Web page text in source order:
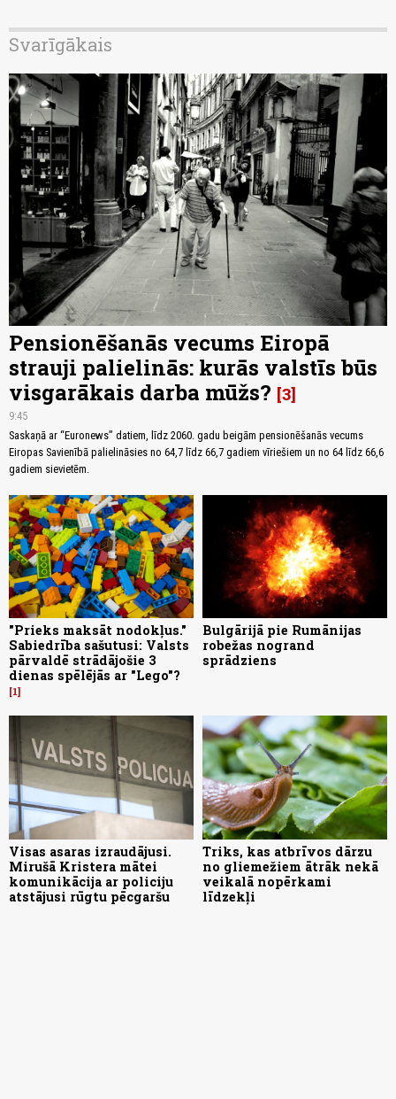
Svarīgākais
Pensionēšanās vecums Eiropā
strauji palielinās: kurās valstīs būs
visgarākais darba mūžs? 3
9:45
Saskaņā ar “Euronews” datiem, līdz 2060. gadu beigām pensionēšanās vecums
Eiropas Savienībā palielināsies no 64,7 līdz 66,7 gadiem vīriešiem un no 64 līdz 66,6
gadiem sievietēm.
"Prieks maksāt nodokļus."
Sabiedrība sašutusi: Valsts
pārvaldē strādājošie 3
dienas spēlējās ar "Lego"?
1
Bulgārijā pie Rumānijas
robežas nogrand
sprādziens
Visas asaras izraudājusi.
Mirušā Kristera mātei
komunikācija ar policiju
atstājusi rūgtu pēcgaršu
Triks, kas atbrīvos dārzu
no gliemežiem ātrāk nekā
veikalā nopērkami
līdzekļi